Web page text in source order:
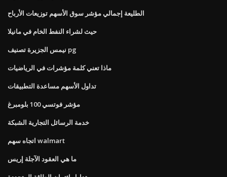
الطليعة إجمالي مؤشر سوق الأسهم توزيعات الأرباح
حيث لشراء النفط الخام في مانيلا
نيمس الجزيرة تصنيف pg
ماذا تعني كلمة مؤشرات في الرياضيات
تداول الأسهم مساعدة التطبيقات
مؤشر فوتسي 100 بلومبرغ
خدمة الرسائل التجارية الشبكة
اتجاه سهم walmart
ما هي العقود الآجلة إريس